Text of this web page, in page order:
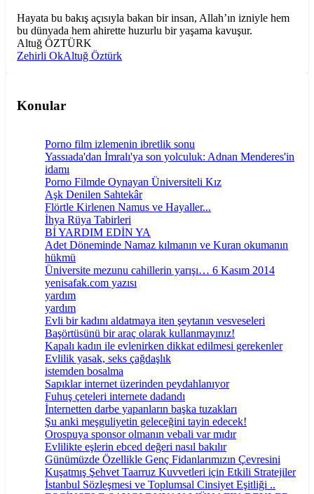
Hayata bu bakış açısıyla bakan bir insan, Allah’ın izniyle hem
bu dünyada hem ahirette huzurlu bir yaşama kavuşur.
Altuğ ÖZTÜRK
Zehirli OkAltuğ Öztürk
Konular
Porno film izlemenin ibretlik sonu
Yassıada'dan İmralı'ya son yolculuk: Adnan Menderes'in
idamı
Porno Filmde Oynayan Üniversiteli Kız
Aşk Denilen Sahtekâr
Flörtle Kirlenen Namus ve Hayaller...
İhya Rüya Tabirleri
Bİ YARDIM EDİN YA
Adet Döneminde Namaz kılmanın ve Kuran okumanın
hükmü
Üniversite mezunu cahillerin yarışı… 6 Kasım 2014
yenisafak.com yazısı
yardım
yardım
Evli bir kadını aldatmaya iten şeytanın vesveseleri
Başörtüsünü bir araç olarak kullanmayınız!
Kapalı kadın ile evlenirken dikkat edilmesi gerekenler
Evlilik yasak, seks çağdaşlık
istemden bosalma
Sapıklar internet üzerinden peydahlanıyor
Fuhuş çeteleri internete dadandı
İnternetten darbe yapanların başka tuzakları
Şu anki meşguliyetin geleceğini tayin edecek!
Orospuya sponsor olmanın vebali var mıdır
Evlilikte eşlerin ebced değeri nasıl bakılır
Günümüzde Özellikle Genç Fidanlarımızın Çevresini
Kuşatmış Şehvet Taarruz Kuvvetleri için Etkili Stratejiler
İstanbul Sözleşmesi ve Toplumsal Cinsiyet Eşitliği ..